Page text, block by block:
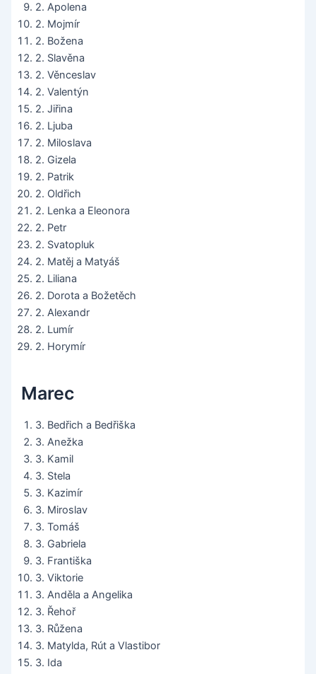
2. Apolena
2. Mojmír
2. Božena
2. Slavěna
2. Věnceslav
2. Valentýn
2. Jiřina
2. Ljuba
2. Miloslava
2. Gizela
2. Patrik
2. Oldřich
2. Lenka a Eleonora
2. Petr
2. Svatopluk
2. Matěj a Matyáš
2. Liliana
2. Dorota a Božetěch
2. Alexandr
2. Lumír
2. Horymír
Marec
3. Bedřich a Bedřiška
3. Anežka
3. Kamil
3. Stela
3. Kazimír
3. Miroslav
3. Tomáš
3. Gabriela
3. Františka
3. Viktorie
3. Anděla a Angelika
3. Řehoř
3. Růžena
3. Matylda, Rút a Vlastibor
3. Ida